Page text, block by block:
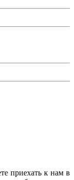
приехать к нам в